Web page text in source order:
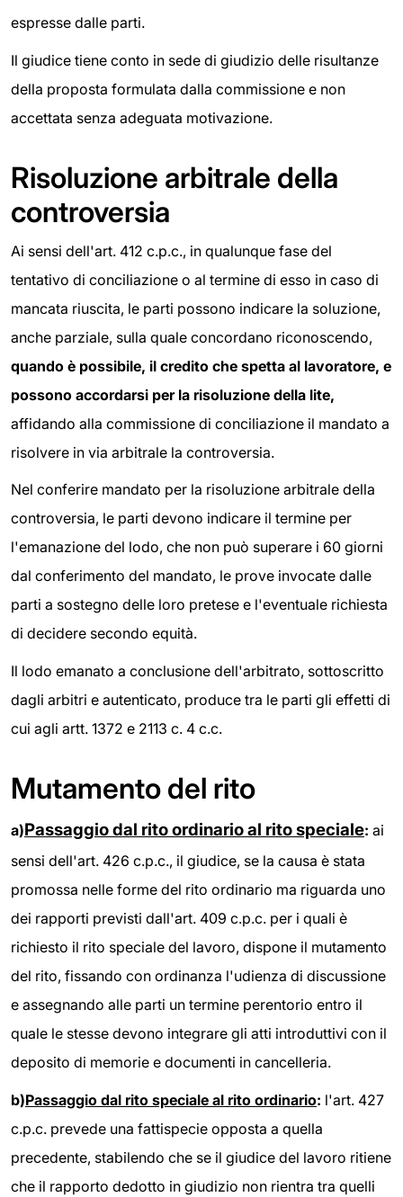
espresse dalle parti.
Il giudice tiene conto in sede di giudizio delle risultanze
della proposta formulata dalla commissione e non
accettata senza adeguata motivazione.
Risoluzione arbitrale della
controversia
Ai sensi dell'art. 412 c.p.c., in qualunque fase del
tentativo di conciliazione o al termine di esso in caso di
mancata riuscita, le parti possono indicare la soluzione,
anche parziale, sulla quale concordano riconoscendo,
quando è possibile, il credito che spetta al lavoratore, e
possono accordarsi per la risoluzione della lite,
affidando alla commissione di conciliazione il mandato a
risolvere in via arbitrale la controversia.
Nel conferire mandato per la risoluzione arbitrale della
controversia, le parti devono indicare il termine per
l'emanazione del lodo, che non può superare i 60 giorni
dal conferimento del mandato, le prove invocate dalle
parti a sostegno delle loro pretese e l'eventuale richiesta
di decidere secondo equità.
Il lodo emanato a conclusione dell'arbitrato, sottoscritto
dagli arbitri e autenticato, produce tra le parti gli effetti di
cui agli artt. 1372 e 2113 c. 4 c.c.
Mutamento del rito
a)Passaggio dal rito ordinario al rito speciale: ai
sensi dell'art. 426 c.p.c., il giudice, se la causa è stata
promossa nelle forme del rito ordinario ma riguarda uno
dei rapporti previsti dall'art. 409 c.p.c. per i quali è
richiesto il rito speciale del lavoro, dispone il mutamento
del rito, fissando con ordinanza l'udienza di discussione
e assegnando alle parti un termine perentorio entro il
quale le stesse devono integrare gli atti introduttivi con il
deposito di memorie e documenti in cancelleria.
b)Passaggio dal rito speciale al rito ordinario: l'art. 427
c.p.c. prevede una fattispecie opposta a quella
precedente, stabilendo che se il giudice del lavoro ritiene
che il rapporto dedotto in giudizio non rientra tra quelli